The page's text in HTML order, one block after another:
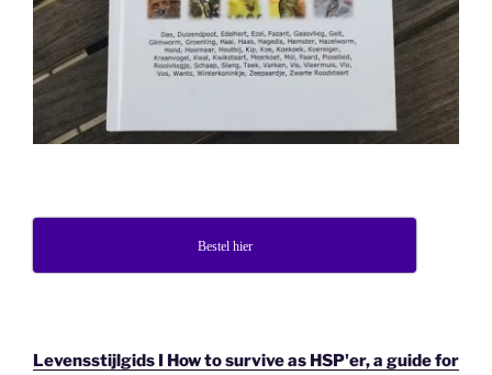
Bestel hier
Levensstijlgids I How to survive as HSP'er, a guide for